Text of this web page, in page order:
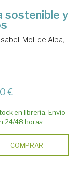
sostenible y
; Moll de Alba,
€
en librería. Envío
24/48 horas
COMPRAR